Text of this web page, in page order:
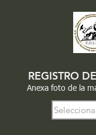
REGISTRO
Anexa foto de la